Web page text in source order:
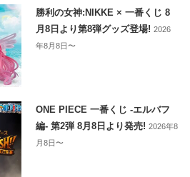
勝利の女神:NIKKE × 一番くじ 8
月8日より第8弾グッズ登場!2026
年8月8日〜
ONE PIECE 一番くじ -エルバフ
編- 第2弾 8月8日より発売!2026年8
月8日〜